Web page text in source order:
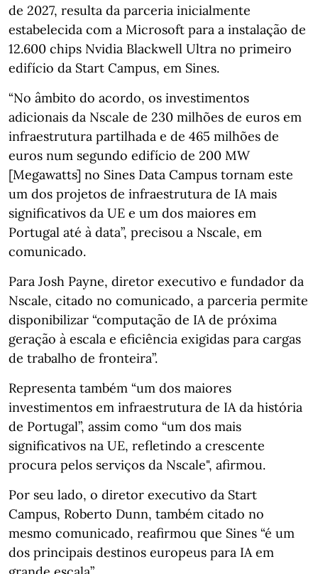
de 2027, resulta da parceria inicialmente
estabelecida com a Microsoft para a instalação de
12.600 chips Nvidia Blackwell Ultra no primeiro
edifício da Start Campus, em Sines.
“No âmbito do acordo, os investimentos
adicionais da Nscale de 230 milhões de euros em
infraestrutura partilhada e de 465 milhões de
euros num segundo edifício de 200 MW
[Megawatts] no Sines Data Campus tornam este
um dos projetos de infraestrutura de IA mais
significativos da UE e um dos maiores em
Portugal até à data”, precisou a Nscale, em
comunicado.
Para Josh Payne, diretor executivo e fundador da
Nscale, citado no comunicado, a parceria permite
disponibilizar “computação de IA de próxima
geração à escala e eficiência exigidas para cargas
de trabalho de fronteira”.
Representa também “um dos maiores
investimentos em infraestrutura de IA da história
de Portugal”, assim como “um dos mais
significativos na UE, refletindo a crescente
procura pelos serviços da Nscale", afirmou.
Por seu lado, o diretor executivo da Start
Campus, Roberto Dunn, também citado no
mesmo comunicado, reafirmou que Sines “é um
dos principais destinos europeus para IA em